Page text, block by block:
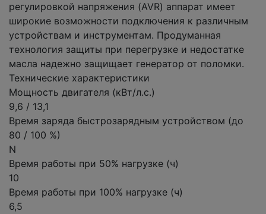
регулировкой напряжения (AVR) аппарат имеет
широкие возможности подключения к различным
устройствам и инструментам. Продуманная
технология защиты при перегрузке и недостатке
масла надежно защищает генератор от поломки.
Технические характеристики
Мощность двигателя (кВт/л.с.)
9,6 / 13,1
Время заряда быстрозарядным устройством (до
80 / 100 %)
N
Время работы при 50% нагрузке (ч)
10
Время работы при 100% нагрузке (ч)
6,5